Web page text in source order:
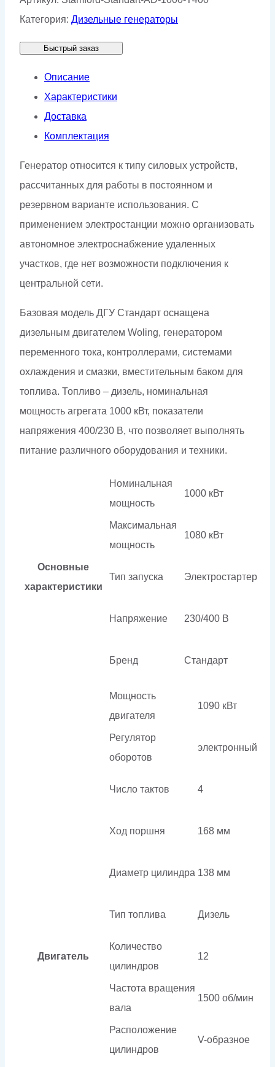
Stamford
1000-
T400
Категория: Дизельные генераторы
Быстрый заказ
Описание
Характеристики
Доставка
Комплектация
Генератор относится к типу силовых устройств,
рассчитанных для работы в постоянном и
резервном варианте использования. С
применением электростанции можно организовать
автономное электроснабжение удаленных
участков, где нет возможности подключения к
центральной сети.
Базовая модель ДГУ Стандарт оснащена
дизельным двигателем Woling, генератором
переменного тока, контроллерами, системами
охлаждения и смазки, вместительным баком для
топлива. Топливо – дизель, номинальная
мощность агрегата 1000 кВт, показатели
напряжения 400/230 В, что позволяет выполнять
питание различного оборудования и техники.
Основные
характеристики
Номинальная
мощность
1000 кВт
Максимальная
мощность
1080 кВт
Тип запуска Электростартер
Напряжение 230/400 В
Бренд Стандарт
Двигатель
Мощность
двигателя
1090 кВт
Регулятор
оборотов
электронный
Число тактов 4
Ход поршня 168 мм
Диаметр цилиндра 138 мм
Тип топлива Дизель
Количество
цилиндров
12
Частота вращения
вала
1500 об/мин
Расположение
цилиндров
V-образное